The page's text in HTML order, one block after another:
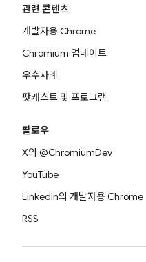
관련 콘텐츠
개발자용 Chrome
Chromium 업데이트
우수사례
팟캐스트 및 프로그램
팔로우
X의 @ChromiumDev
YouTube
LinkedIn의 개발자용 Chrome
RSS